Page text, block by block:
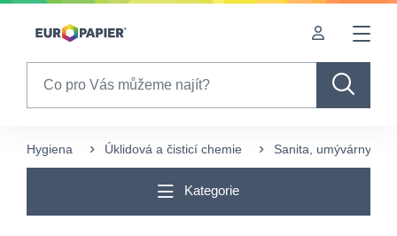
Table Of Content
Hygiena Úklidová a čisticí chemie Sanita, umývárny a
Kategorie